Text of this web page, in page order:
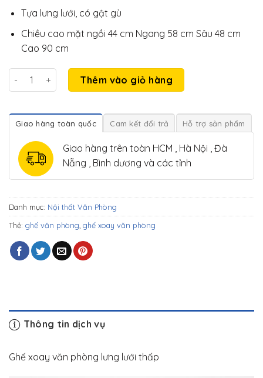
Tựa lưng lưới, có gật gù
Chiều cao mặt ngồi 44 cm Ngang 58 cm Sâu 48 cm
Cao 90 cm
Ghế xoay văn phòng lưng lưới thấp số lượng
Thêm vào giỏ hàng
Giao hàng toàn quốc Cam kết đổi trả Hỗ trợ sản phẩm
Giao hàng trên toàn HCM , Hà Nội , Đà
Nẵng , Bình dương và các tỉnh
Danh mục: Nội thất Văn Phòng
Thẻ: ghế văn phòng ghế xoay văn phòng
Thông tin dịch vụ
Ghế xoay văn phòng lưng lưới thấp